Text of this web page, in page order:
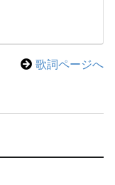
歌詞ページへ